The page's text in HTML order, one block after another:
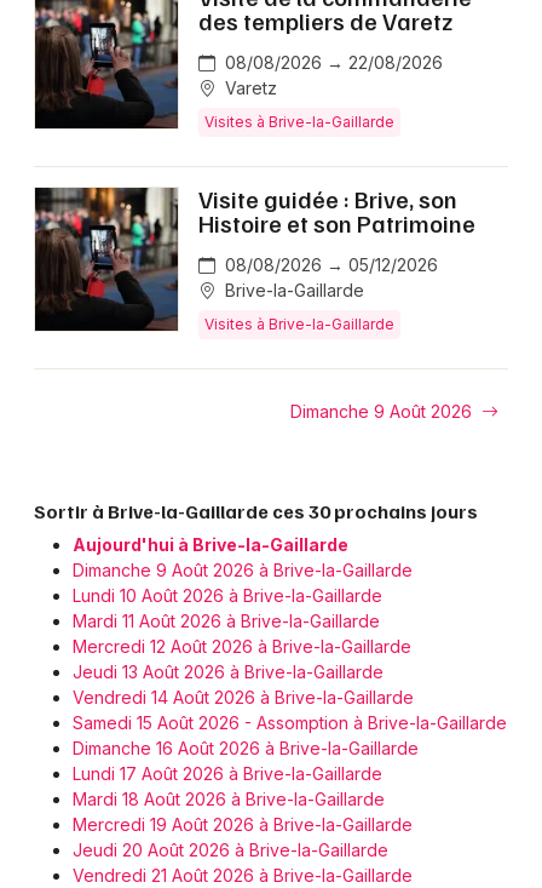
des templiers de Varetz
08/08/2026 → 22/08/2026
Varetz
Visites à Brive-la-Gaillarde
Visite guidée : Brive, son
Histoire et son Patrimoine
08/08/2026 → 05/12/2026
Brive-la-Gaillarde
Visites à Brive-la-Gaillarde
Dimanche 9 Août 2026
Sortir à Brive-la-Gaillarde ces 30 prochains jours
Aujourd'hui à Brive-la-Gaillarde
Dimanche 9 Août 2026 à Brive-la-Gaillarde
Lundi 10 Août 2026 à Brive-la-Gaillarde
Mardi 11 Août 2026 à Brive-la-Gaillarde
Mercredi 12 Août 2026 à Brive-la-Gaillarde
Jeudi 13 Août 2026 à Brive-la-Gaillarde
Vendredi 14 Août 2026 à Brive-la-Gaillarde
Samedi 15 Août 2026 - Assomption à Brive-la-Gaillarde
Dimanche 16 Août 2026 à Brive-la-Gaillarde
Lundi 17 Août 2026 à Brive-la-Gaillarde
Mardi 18 Août 2026 à Brive-la-Gaillarde
Mercredi 19 Août 2026 à Brive-la-Gaillarde
Jeudi 20 Août 2026 à Brive-la-Gaillarde
Vendredi 21 Août 2026 à Brive-la-Gaillarde